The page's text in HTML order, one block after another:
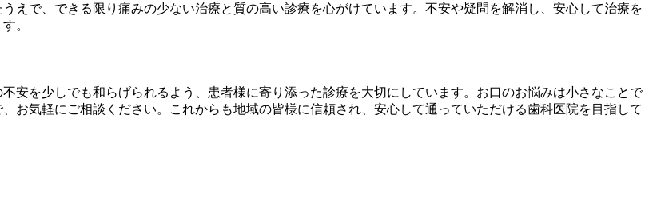
えで、できる限り痛みの少ない治療と質の高い診療を心がけています。不安や疑問を解消し、安心して治療を
。
安を少しでも和らげられるよう、患者様に寄り添った診療を大切にしています。お口のお悩みは小さなことで
お気軽にご相談ください。これからも地域の皆様に信頼され、安心して通っていただける歯科医院を目指して